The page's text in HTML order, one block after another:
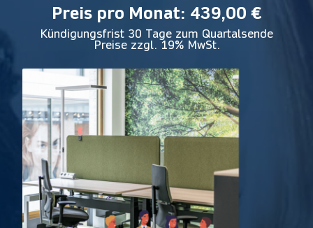
Preis pro Monat: 439,00 €
Kündigungsfrist 30 Tage zum Quartalsende
Preise zzgl. 19% MwSt.